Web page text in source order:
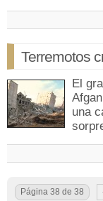
Terremotos
El
una
Página 38 de 38